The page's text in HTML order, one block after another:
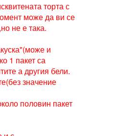
торта с
може да ви се
не е така.
и
1 пакет са
а другия бели.
значение
половин пакет